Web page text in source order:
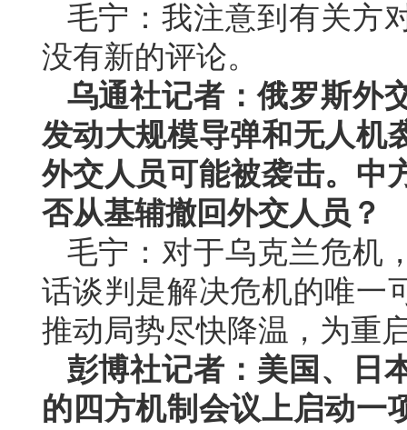
毛宁：我注意到有关方
没有新的评论。
乌通社记者：俄罗斯外
发动大规模导弹和无人机
外交人员可能被袭击。中
否从基辅撤回外交人员？
毛宁：对于乌克兰危机
话谈判是解决危机的唯一
推动局势尽快降温，为重
彭博社记者：美国、日
的四方机制会议上启动一